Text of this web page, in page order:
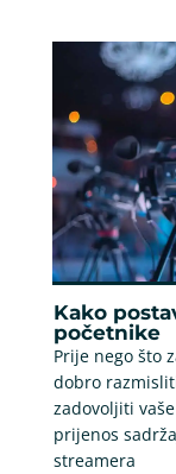
Kako
početnike
Prije nego što
dobro
zadovoljiti
prijenos
streamera